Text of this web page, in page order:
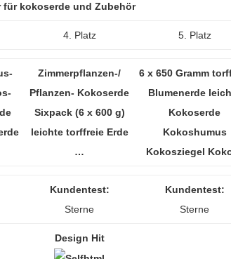
für kokoserde und Zubehör
4. Platz 5. Platz
Zimmerpflanzen-/
Pflanzen- Kokoserde
Sixpack (6 x 600 g)
leichte torffreie Erde
…
6 x 650 Gramm
Blumenerde
Kokoserde
Kokoshumus
Kokosziegel
Kundentest:
Sterne
Kundentest:
Sterne
Design Hit